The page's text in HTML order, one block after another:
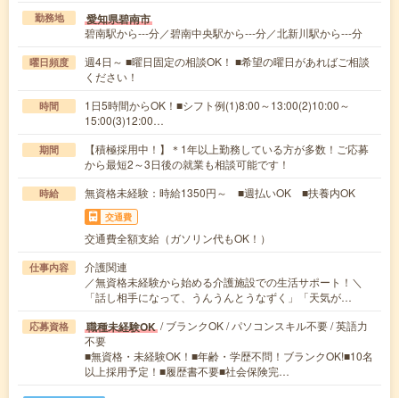
勤務地 愛知県碧南市
碧南駅から---分／碧南中央駅から---分／北新川駅から---分
曜日頻度
週4日～ ■曜日固定の相談OK！ ■希望の曜日があればご相談
ください！
時間
1日5時間からOK！■シフト例(1)8:00～13:00(2)10:00～
15:00(3)12:00…
期間
【積極採用中！】＊1年以上勤務している方が多数！ご応募
から最短2～3日後の就業も相談可能です！
時給 無資格未経験：時給1350円～ ■週払いOK ■扶養内OK
交通費
交通費全額支給（ガソリン代もOK！）
仕事内容
介護関連
／無資格未経験から始める介護施設での生活サポート！＼
「話し相手になって、うんうんとうなずく」「天気が…
応募資格 職種未経験OK / ブランクOK / パソコンスキル不要 / 英語力
不要
■無資格・未経験OK！■年齢・学歴不問！ブランクOK!■10名
以上採用予定！■履歴書不要■社会保険完…